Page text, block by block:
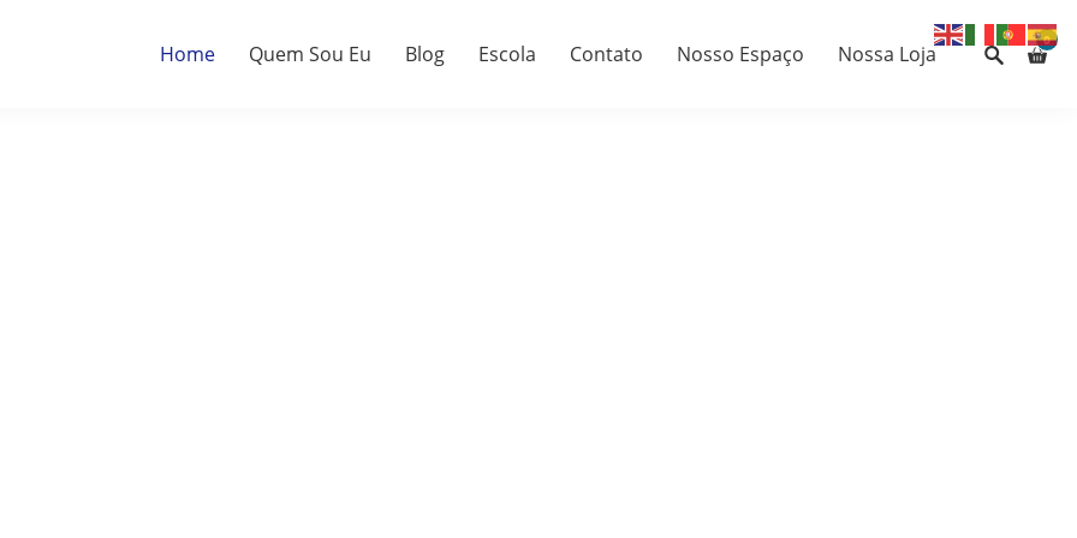
Home Quem Sou Eu Blog Escola Contato Nosso Espaço Nossa Loja
0